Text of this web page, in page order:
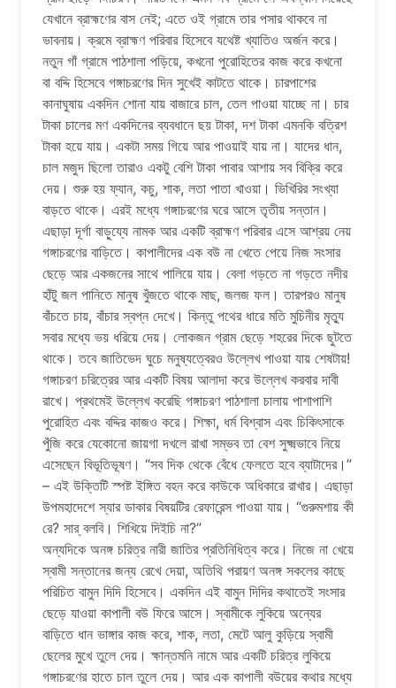
যেখানে ব্রাহ্মণের বাস নেই; এতে ওই গ্রামে তার পসার থাকবে না
ভাবনায়। ক্রমে ব্রাহ্মণ পরিবার হিসেবে যথেষ্ট খ্যাতিও অর্জন করে।
নতুন গাঁ গ্রামে পাঠশালা পড়িয়ে, কখনো পুরোহিতের কাজ করে কখনো
বা বদ্দি হিসেবে গঙ্গাচরণের দিন সুখেই কাটতে থাকে। চারপাশের
কানাঘুষায় একদিন শোনা যায় বাজারে চাল, তেল পাওয়া যাচ্ছে না। চার
টাকা চালের মণ একদিনের ব্যবধানে ছয় টাকা, দশ টাকা এমনকি বত্রিশ
টাকা হয়ে যায়। একটা সময় গিয়ে আর পাওয়াই যায় না। যাদের ধান,
চাল মজুদ ছিলো তারাও একটু বেশি টাকা পাবার আশায় সব বিক্রি করে
দেয়। শুরু হয় ফ্যান, কচু, শাক, লতা পাতা খাওয়া। ভিখিরির সংখ্যা
বাড়তে থাকে। এরই মধ্যে গঙ্গাচরণের ঘরে আসে তৃতীয় সন্তান।
এছাড়া দূর্গা বাড়ুয্যে নামক আর একটি ব্রাহ্মণ পরিবার এসে আশ্রয় নেয়
গঙ্গাচরণের বাড়িতে। কাপালীদের এক বউ না খেতে পেয়ে নিজ সংসার
ছেড়ে আর একজনের সাথে পালিয়ে যায়। বেলা গড়তে না গড়তে নদীর
হাঁটু জল পানিতে মানুষ খুঁজতে থাকে মাছ, জলজ ফল। তারপরও মানুষ
বাঁচতে চায়, বাঁচার স্বপ্ন দেখে। কিন্তু পথের ধারে মতি মুচিনীর মৃত্যু
সবার মধ্যে ভয় ধরিয়ে দেয়। লোকজন গ্রাম ছেড়ে শহরের দিকে ছুটতে
থাকে। তবে জাতিভেদ ঘুচে মনুষ্যত্বেরও উল্লেখ পাওয়া যায় শেষটায়!
গঙ্গাচরণ চরিত্রের আর একটি বিষয় আলাদা করে উল্লেখ করবার দাবী
রাখে। প্রথমেই উল্লেখ করেছি গঙ্গাচরণ পাঠশালা চালায় পাশাপাশি
পুরোহিত এবং বদ্দির কাজও করে। শিক্ষা, ধর্ম বিশ্বাস এবং চিকিৎসাকে
পুঁজি করে যেকোনো জায়গা দখলে রাখা সম্ভব তা বেশ সুক্ষ্মভাবে নিয়ে
এসেছেন বিভূতিভূষণ। “সব দিক থেকে বেঁধে ফেলতে হবে ব্যাটাদের।”
– এই উক্তিটি স্পষ্ট ইঙ্গিত বহন করে কাউকে অধিকারে রাখার। এছাড়া
উপমহাদেশে স্যার ডাকার বিষয়টির রেফারেন্স পাওয়া যায়। “গুরুমশায় কী
রে? সার্ বলবি। শিখিয়ে দিইচি না?”
অন্যদিকে অনঙ্গ চরিত্র নারী জাতির প্রতিনিধিত্ব করে। নিজে না খেয়ে
স্বামী সন্তানের জন্য রেখে দেয়া, অতিথি পরায়ণ অনঙ্গ সকলের কাছে
পরিচিত বামুন দিদি হিসেবে। একদিন এই বামুন দিদির কথাতেই সংসার
ছেড়ে যাওয়া কাপালী বউ ফিরে আসে। স্বামীকে লুকিয়ে অন্যের
বাড়িতে ধান ভাঙ্গার কাজ করে, শাক, লতা, মেটে আলু কুড়িয়ে স্বামী
ছেলের মুখে তুলে দেয়। ক্ষান্তমনি নামে আর একটি চরিত্র লুকিয়ে
গঙ্গাচরণের হাতে চাল তুলে দেয়। আর এক কাপালী বউয়ের কথার মধ্যে